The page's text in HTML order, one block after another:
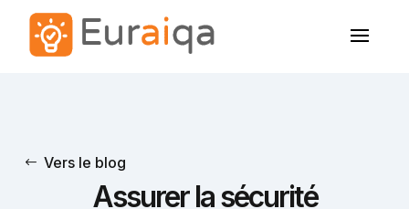
Vers le blog
Assurer la sécurité